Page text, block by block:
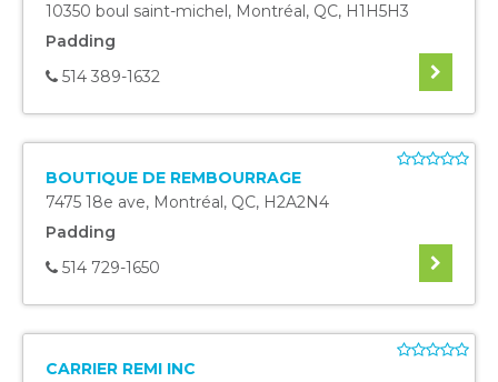
10350 boul saint-michel, Montréal, QC, H1H5H3
Padding
514 389-1632
BOUTIQUE DE REMBOURRAGE
7475 18e ave, Montréal, QC, H2A2N4
Padding
514 729-1650
CARRIER REMI INC